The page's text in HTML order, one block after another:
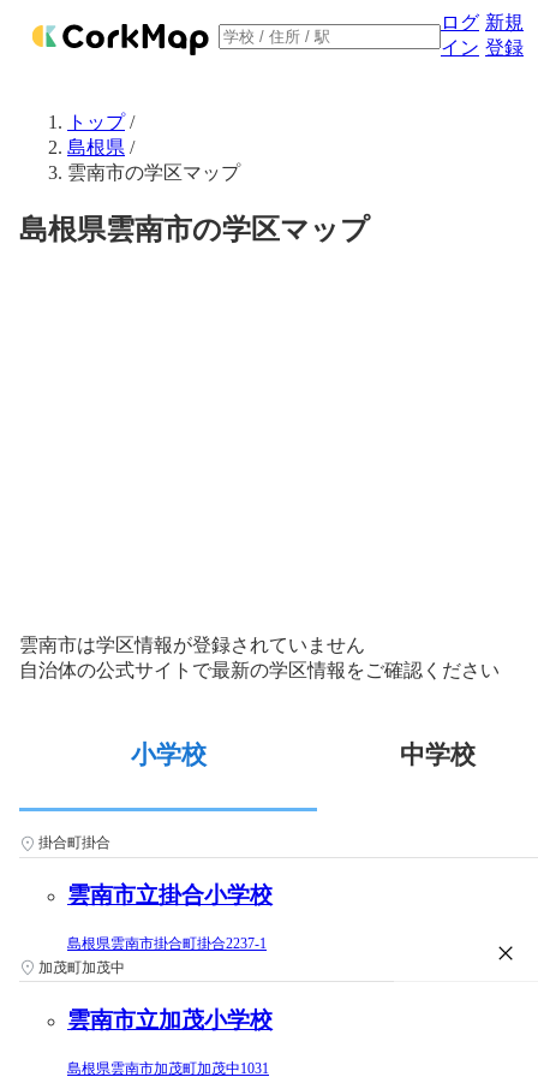
ログ
イン
新規
登録
トップ/
島根県 /
雲南市の学区マップ
島根県雲南市の学区マップ
雲南市は学区情報が登録されていません
自治体の公式サイトで最新の学区情報をご確認ください
小学校 中学校
掛合町掛合
雲南市立掛合小学校
島根県雲南市掛合町掛合2237-1
加茂町加茂中
雲南市立加茂小学校
島根県雲南市加茂町加茂中1031